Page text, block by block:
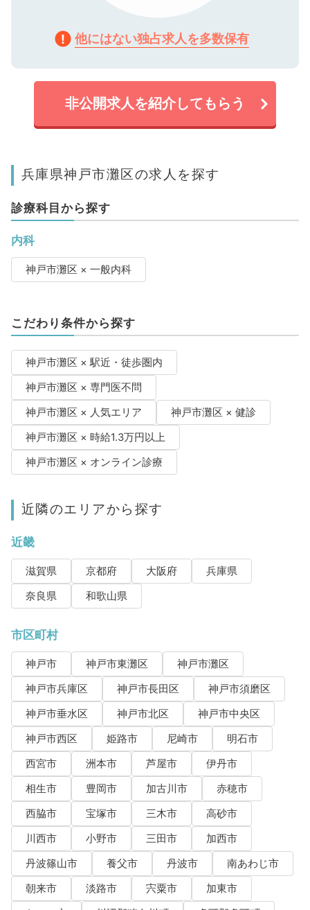
他にはない独占求人を多数保有
非公開求人を紹介してもらう
兵庫県神戸市灘区の求人を探す
診療科目から探す
内科
神戸市灘区 × 一般内科
こだわり条件から探す
神戸市灘区 × 駅近・徒歩圏内
神戸市灘区 × 専門医不問
神戸市灘区 × 人気エリア
神戸市灘区 × 健診
神戸市灘区 × 時給1.3万円以上
神戸市灘区 × オンライン診療
近隣のエリアから探す
近畿
滋賀県 京都府 大阪府
兵庫県
奈良県
和歌山県
市区町村
神戸市 神戸市東灘区
神戸市灘区
神戸市兵庫区
神戸市長田区
神戸市須磨区
神戸市垂水区
神戸市北区
神戸市中央区
神戸市西区
姫路市 尼崎市
明石市
西宮市
洲本市 芦屋市
伊丹市
相生市
豊岡市 加古川市
赤穂市
西脇市
宝塚市 三木市
高砂市
川西市
小野市 三田市
加西市
丹波篠山市
養父市 丹波市
南あわじ市
朝来市
淡路市 宍粟市
加東市